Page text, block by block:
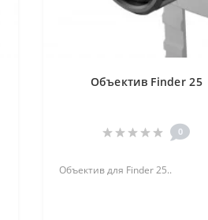
Объектив Finder 25
0
Объектив для Finder 25..